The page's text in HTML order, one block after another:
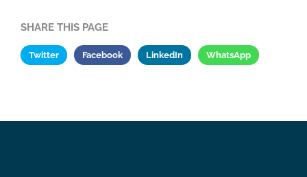
SHARE THIS PAGE
Twitter Facebook LinkedIn WhatsApp